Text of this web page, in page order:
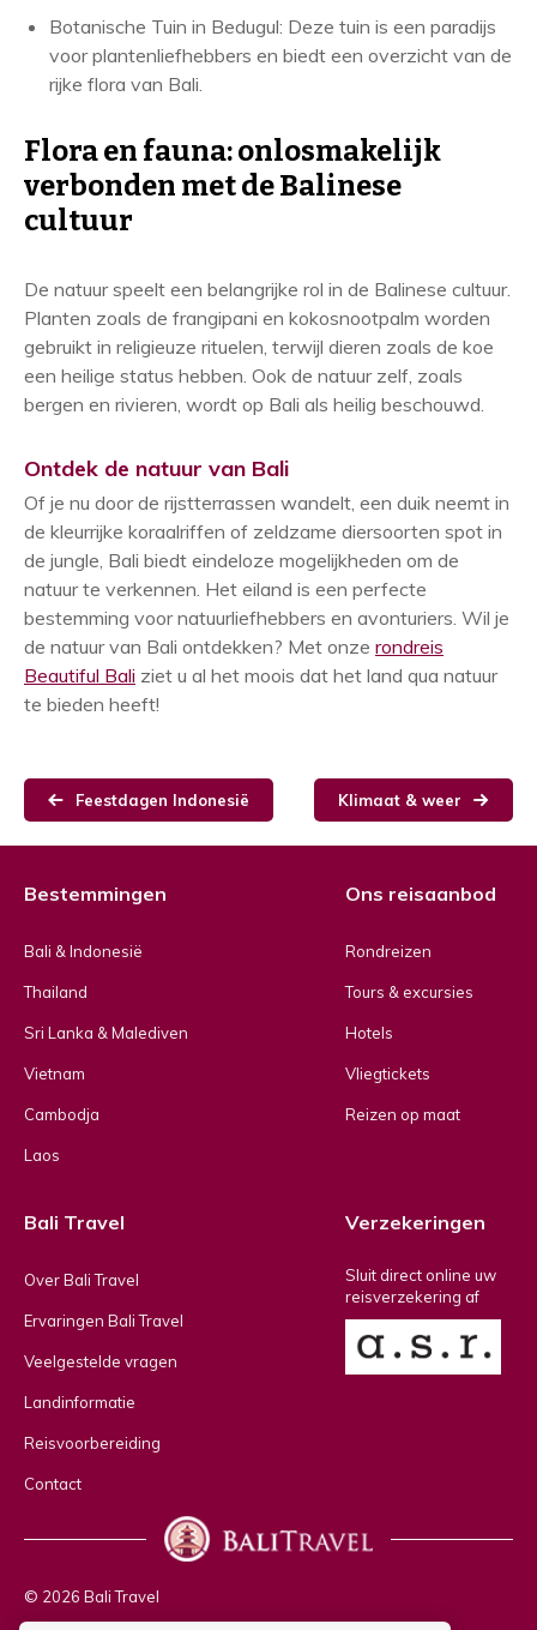
Botanische Tuin in Bedugul: Deze tuin is een paradijs
voor plantenliefhebbers en biedt een overzicht van de
rijke flora van Bali.
Flora en fauna: onlosmakelijk
verbonden met de Balinese
cultuur
De natuur speelt een belangrijke rol in de Balinese cultuur.
Planten zoals de frangipani en kokosnootpalm worden
gebruikt in religieuze rituelen, terwijl dieren zoals de koe
een heilige status hebben. Ook de natuur zelf, zoals
bergen en rivieren, wordt op Bali als heilig beschouwd.
Ontdek de natuur van Bali
Of je nu door de rijstterrassen wandelt, een duik neemt in
de kleurrijke koraalriffen of zeldzame diersoorten spot in
de jungle, Bali biedt eindeloze mogelijkheden om de
natuur te verkennen. Het eiland is een perfecte
bestemming voor natuurliefhebbers en avonturiers. Wil je
de natuur van Bali ontdekken? Met onze rondreis
Beautiful Bali ziet u al het moois dat het land qua natuur
te bieden heeft!
Feestdagen Indonesië Klimaat & weer
Bestemmingen
Bali & Indonesië
Thailand
Sri Lanka & Malediven
Vietnam
Cambodja
Laos
Ons reisaanbod
Rondreizen
Tours & excursies
Hotels
Vliegtickets
Reizen op maat
Bali Travel
Over Bali Travel
Ervaringen Bali Travel
Veelgestelde vragen
Landinformatie
Reisvoorbereiding
Contact
Verzekeringen
Sluit direct online uw
reisverzekering af
© 2026 Bali Travel